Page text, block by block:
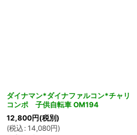
ダイナマン*ダイナファルコン*チャリ
コンポ 子供自転車 OM194
12,800円(税別)
(税込 : 14,080円)